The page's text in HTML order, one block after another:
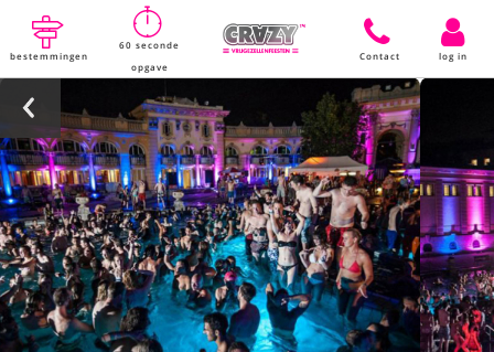
bestemmingen
60 seconde
opgave
Contact log in